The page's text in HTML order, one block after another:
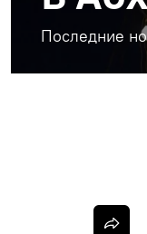
Последние